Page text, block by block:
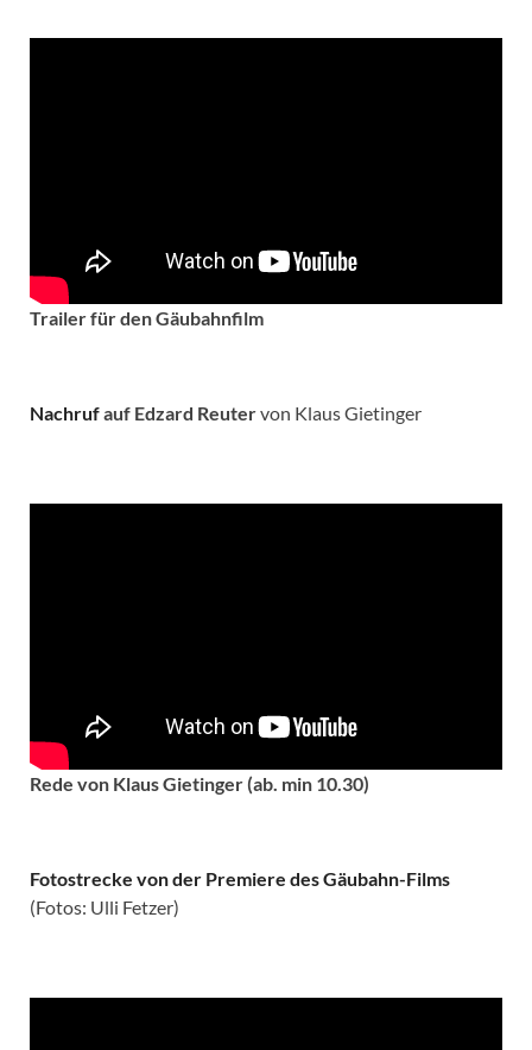
Trailer für den Gäubahnfilm
Nachrufauf Edzard Reutervon Klaus Gietinger
Rede von Klaus Gietinger (ab. min 10.30)
Fotostrecke von der Premiere des Gäubahn-Films
(Fotos: Ulli Fetzer)